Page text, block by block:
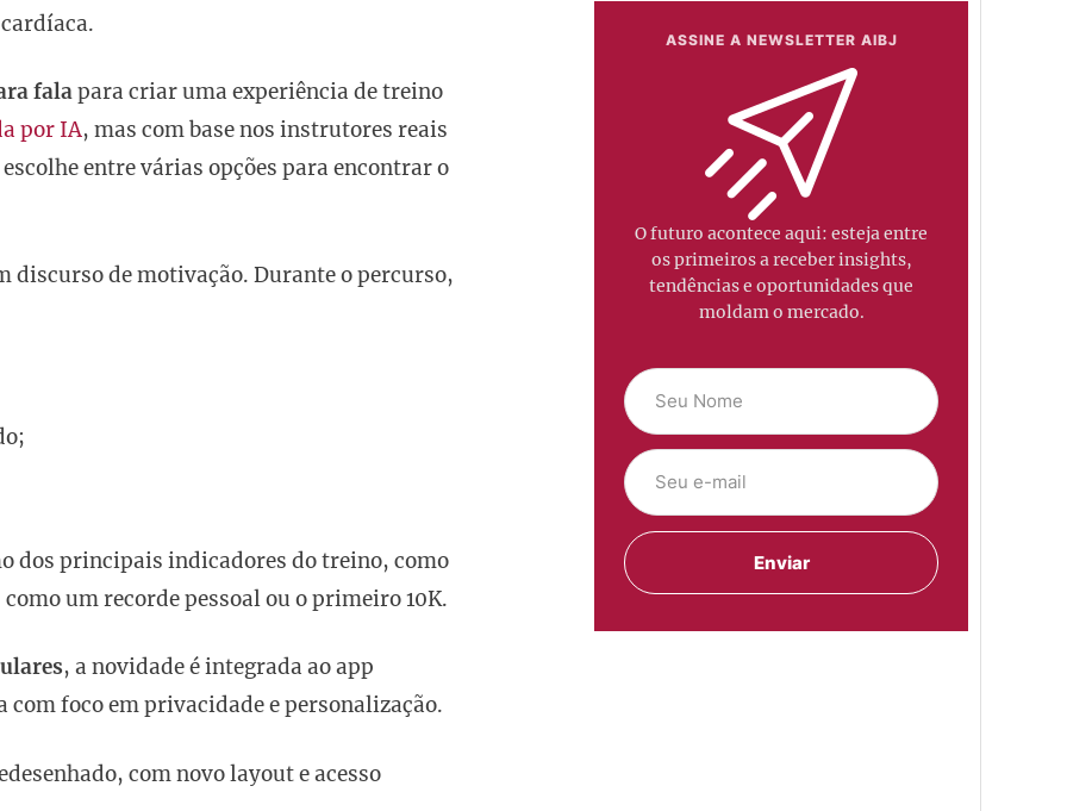
falapara criar uma experiência de treino
por IA, mas com base nos instrutores reais
entre várias opções para encontrar o
discurso de motivação. Durante o percurso,
dos principais indicadores do treino, como
um recorde pessoal ou o primeiro 10K.
, a novidade é integrada ao app
foco em privacidade e personalização.
com novo layout e acesso
ASSINE A NEWSLETTER AIBJ
O futuro acontece aqui: esteja entre
os primeiros a receber insights,
tendências e oportunidades que
moldam o mercado.